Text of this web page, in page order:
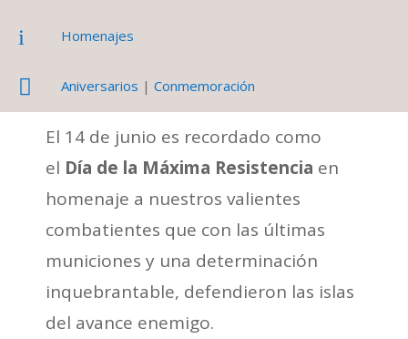
i Homenajes
 Aniversarios | Conmemoración
El 14 de junio es recordado como
el Día de la Máxima Resistencia en
homenaje a nuestros valientes
combatientes que con las últimas
municiones y una determinación
inquebrantable, defendieron las islas
del avance enemigo.